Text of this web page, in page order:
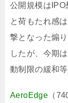
公開規模はIPO
と荷もたれ感
撃となった煽
したが、今期
動制限の緩和
AeroEdge （